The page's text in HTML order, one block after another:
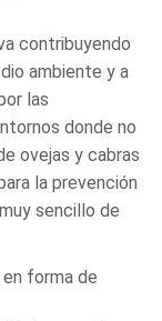
contribuyendo
ambiente y a
las
donde no
ovejas y cabras
la prevención
sencillo de
forma de